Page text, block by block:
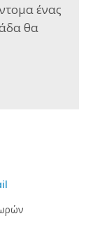
ένας
θα